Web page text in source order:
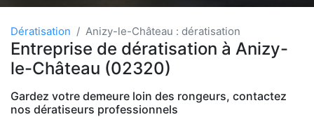
Dératisation Anizy-le-Château : dératisation
Entreprise de dératisation à Anizy-
le-Château (02320)
Gardez votre demeure loin des rongeurs, contactez
nos dératiseurs professionnels